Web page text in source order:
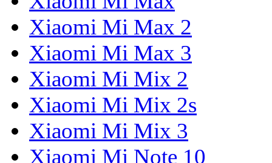
Xiaomi Mi Max 2
Xiaomi Mi Max 3
Xiaomi Mi Mix 2
Xiaomi Mi Mix 2s
Xiaomi Mi Mix 3
Xiaomi Mi Note 10